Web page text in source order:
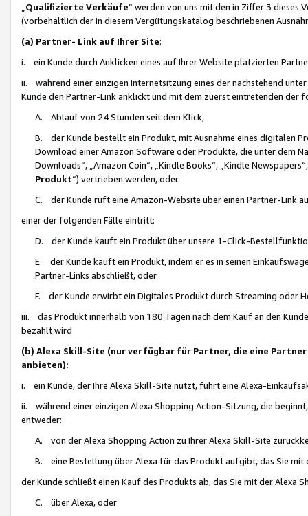
Qualifizierte Verkäufe“ werden von uns mit den in Ziffer 3
(vorbehaltlich der in diesem Vergütungskatalog beschriebenen
(a) Partner- Link auf Ihrer Site:
i. ein Kunde durch Anklicken eines auf Ihrer Website platzierten
ii. während einer einzigen Internetsitzung eines der nachstehend
Kunde den Partner-Link anklickt und mit dem zuerst eintretenden der
A. Ablauf von 24 Stunden seit dem Klick,
B. der Kunde bestellt ein Produkt, mit Ausnahme eines digitalen
Download einer Amazon Software oder Produkte, die unter dem
Downloads“, „Amazon Coin“, „Kindle Books“, „Kindle
Produkt“) vertrieben werden, oder
C. der Kunde ruft eine Amazon-Website über einen Partner-Link
einer der folgenden Fälle eintritt:
D. der Kunde kauft ein Produkt über unsere 1-Click-
E. der Kunde kauft ein Produkt, indem er es in seinen
Partner-Links abschließt, oder
F. der Kunde erwirbt ein Digitales Produkt durch Streaming oder
iii. das Produkt innerhalb von 180 Tagen nach dem Kauf an den
bezahlt wird
(b) Alexa Skill-Site (nur verfügbar für Partner, die eine
anbieten):
i. ein Kunde, der Ihre Alexa Skill-Site nutzt, führt eine Alexa-
ii. während einer einzigen Alexa Shopping Action-Sitzung, die
entweder:
A. von der Alexa Shopping Action zu Ihrer Alexa Skill-Site
B. eine Bestellung über Alexa für das Produkt aufgibt, das Sie mit
der Kunde schließt einen Kauf des Produkts ab, das Sie mit der Alexa
C. über Alexa, oder